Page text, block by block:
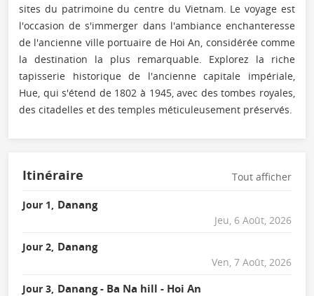
sites du patrimoine du centre du Vietnam. Le voyage est
l'occasion de s'immerger dans l'ambiance enchanteresse
de l'ancienne ville portuaire de Hoi An, considérée comme
la destination la plus remarquable. Explorez la riche
tapisserie historique de l'ancienne capitale impériale,
Hue, qui s'étend de 1802 à 1945, avec des tombes royales,
des citadelles et des temples méticuleusement préservés.
Itinéraire Tout afficher
Jour 1, Danang
Jeu, 6 Août, 2026
Jour 2, Danang
Ven, 7 Août, 2026
Jour 3, Danang - Ba Na hill - Hoi An